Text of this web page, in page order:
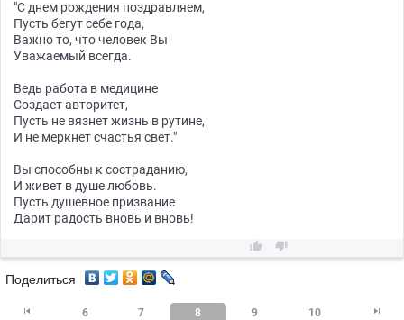
"С днем рождения поздравляем,
Пусть бегут себе года,
Важно то, что человек Вы
Уважаемый всегда.
Ведь работа в медицине
Создает авторитет,
Пусть не вязнет жизнь в рутине,
И не меркнет счастья свет."
Вы способны к состраданию,
И живет в душе любовь.
Пусть душевное призвание
Дарит радость вновь и вновь!
 
Поделиться
 6 7 8 9 10 